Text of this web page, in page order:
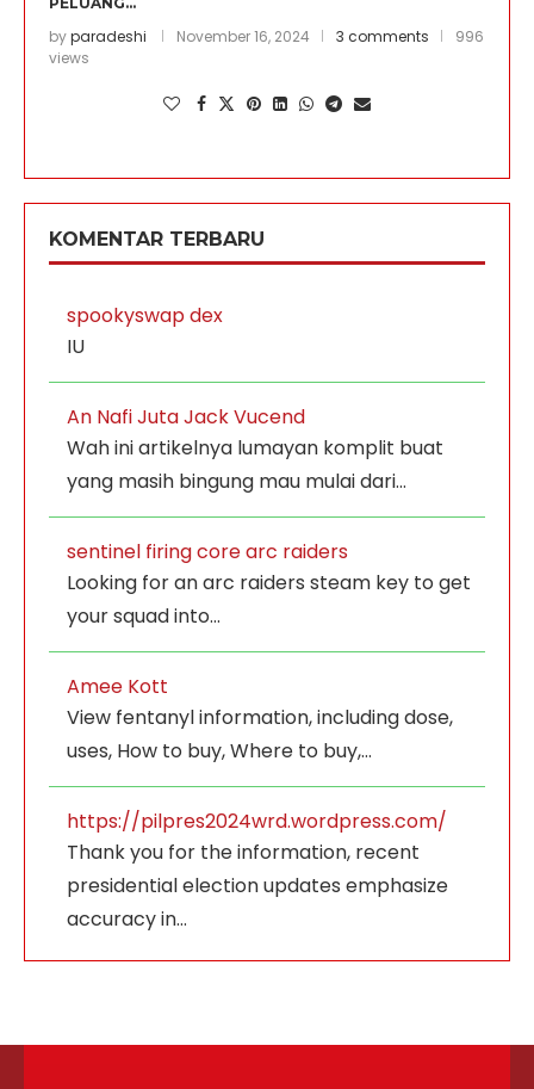
byparadeshi November 16, 2024 3 comments
996
views
KOMENTAR TERBARU
spookyswap dex
IU
An Nafi Juta Jack Vucend
Wah ini artikelnya lumayan komplit buat
yang masih bingung mau mulai dari…
sentinel firing core arc raiders
Looking for an arc raiders steam key to get
your squad into…
Amee Kott
View fentanyl information, including dose,
uses, How to buy, Where to buy,…
https://pilpres2024wrd.wordpress.com/
Thank you for the information, recent
presidential election updates emphasize
accuracy in…